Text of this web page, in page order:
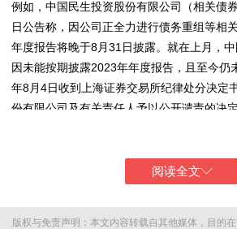
例如，中国民生投资股份有限公司（相关债
日公告称，因公司正全力进行债务重组等相
年度报告将晚于8月31日披露。就在上月，中
因未能按期披露2023年年度报告，且至今仍
年8月4日收到上海证券交易所纪律处分决定
份有限公司及有关责任人予以公开谴责的决定
务健康状况在下一阶段大概率还将受到投资
阅读全文
版权与免责声明：本文内容转载自其他媒体，目的